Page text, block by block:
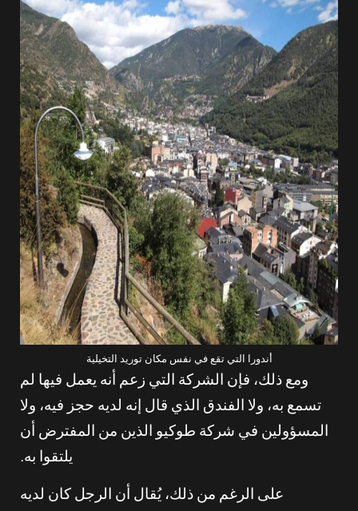
أندورا التي تقع في نفس مكان توريد التخيلية
ومع ذلك، فإن الشركة التي زعم أنه يعمل فيها لم
تسمع به، ولا الفندق الذي قال إنه لديه حجز فيه، ولا
المسؤولين في شركة طوكيو الذين من المفترض أن
يلتقوا به.
على الرغم من ذلك، يُقال أن الرجل كان لديه